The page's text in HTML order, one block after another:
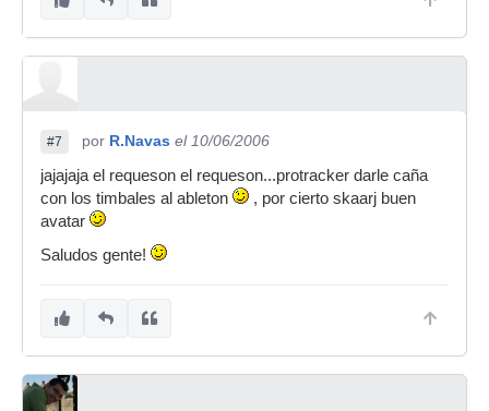
#7 por R.Navas el 10/06/2006
jajajaja el requeson el requeson...protracker darle caña
con los timbales al ableton
, por cierto skaarj buen
avatar
Saludos gente!